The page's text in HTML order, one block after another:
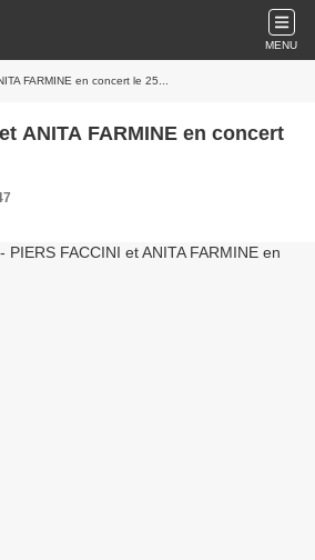
MENU
FARMINE en concert le 25...
ANITA FARMINE en concert